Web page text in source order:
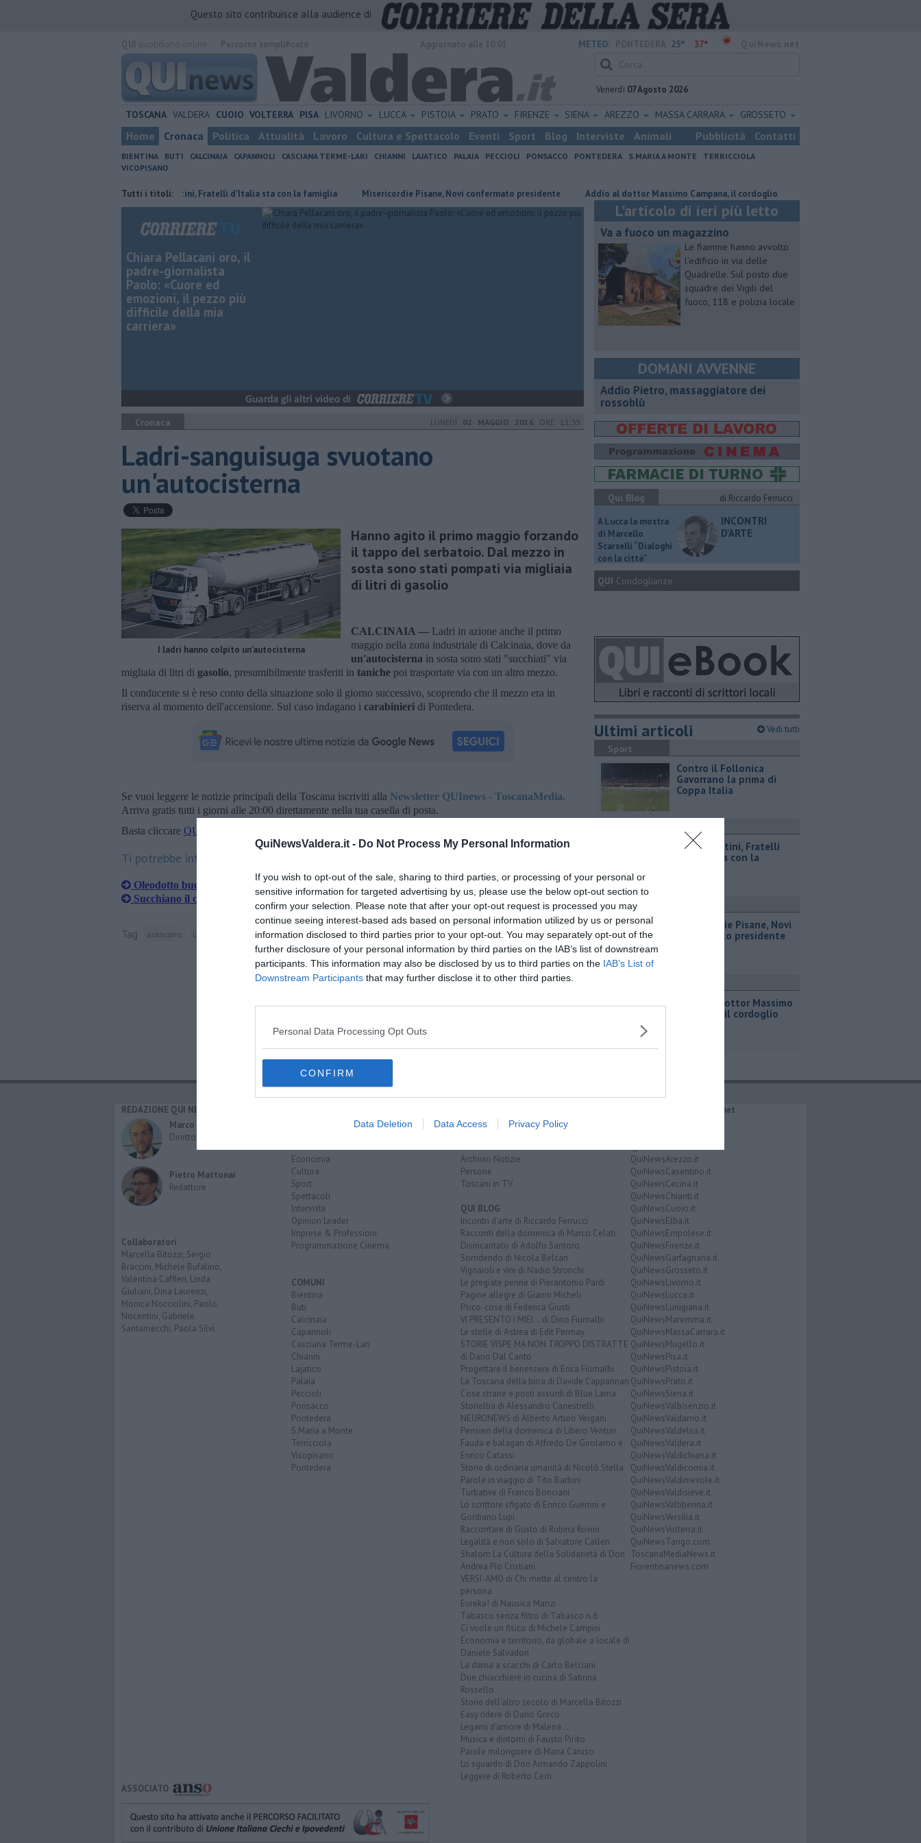
QuiNewsValdera.it - Do Not Process My Personal Information
If you wish to opt-out of the sale, sharing to third parties, or processing of your personal or
sensitive information for targeted advertising by us, please use the below opt-out section to
confirm your selection. Please note that after your opt-out request is processed you may
continue seeing interest-based ads based on personal information utilized by us or personal
information disclosed to third parties prior to your opt-out. You may separately opt-out of the
further disclosure of your personal information by third parties on the IAB’s list of downstream
participants. This information may also be disclosed by us to third parties on the IAB’s List of
Downstream Participants that may further disclose it to other third parties.
Personal Data Processing Opt Outs
CONFIRM
Data Deletion Data Access Privacy Policy
Questo sito contribuisce alla audience di
METEO: 25° 37°
Venerdì 07 Agosto 2026
TOSCANA VALDERA CUOIO VOLTERRA PISA LIVORNO LUCCA PISTOIA PRATO FIRENZE SIENA AREZZO MASSA CARRARA GROSSETO
Home Cronaca Politica Attualità Lavoro Cultura e Spettacolo Eventi Sport Blog Interviste Animali Pubblicità Contatti
BIENTINA BUTI CALCINAIA CAPANNOLI CASCIANA TERME-LARI CHIANNI LAJATICO PALAIA PECCIOLI PONSACCO PONTEDERA S.MARIA A MONTE
TERRICCIOLA
VICOPISANO
Tutti i titoli:
Casa Cerretini, Fratelli d'Italia sta con la famiglia Misericordie Pisane, Novi confermato presidente Addio al dottor Massimo Campana, il cordoglio Contro il Follonica Gavorrano la
Chiara Pellacani oro, il
padre-giornalista
Paolo: «Cuore ed
emozioni, il pezzo più
difficile della mia
carriera»
Cronaca LUNEDÌ 02 MAGGIO 2016 ORE 11:35
Ladri-sanguisuga svuotano
un'autocisterna
I ladri hanno colpito un'autocisterna
Hanno agito il primo maggio forzando
il tappo del serbatoio. Dal mezzo in
sosta sono stati pompati via migliaia
di litri di gasolio
CALCINAIA — Ladri in azione anche il primo
maggio nella zona industriale di Calcinaia, dove da
un'autocisterna in sosta sono stati "succhiati" via
migliaia di litri di gasolio, presumibilmente trasferiti in taniche poi trasportate via con un altro mezzo.
Il conducente si è reso conto della situazione solo il giorno successivo, scoprendo che il mezzo era in
riserva al momento dell'accensione. Sul caso indagano i carabinieri di Pontedera.
Se vuoi leggere le notizie principali della Toscana iscriviti alla Newsletter QUInews - ToscanaMedia.
Arriva gratis tutti i giorni alle 20:00 direttamente nella tua casella di posta.
Basta cliccare QUI
Ti potrebbe interessare anche:
Oleodotto bucato, terre inquinate
Succhiano il carburante da sette auto
Tag autocarro calcinaia gasolio carabinieri pontedera
L'articolo di ieri più letto
Va a fuoco un magazzino
Le fiamme hanno avvolto
l'edificio in via delle
Quadrelle. Sul posto due
squadre dei Vigili del
fuoco, 118 e polizia locale
DOMANI AVVENNE
Addio Pietro, massaggiatore dei
rossoblù
Qui Blog
di Riccardo Ferrucci
A Lucca la mostra
di Marcello
Scarselli “Dialoghi
con la città"
INCONTRI
D'ARTE
QUI Condoglianze
Ultimi articoli Vedi tutti
Sport
Contro il Follonica
Gavorrano la prima di
Coppa Italia
Casa Cerretini, Fratelli
d'Italia sta con la
Attualità
Misericordie Pisane, Novi
confermato presidente
Addio al dottor Massimo
Campana, il cordoglio
REDAZIONE QUI NEWS
Marco Migli
Direttore Responsabile
Pietro Mattonai
Redattore
Collaboratori
Marcella Bitozzi, Sergio
Braccini, Michele Bufalino,
Valentina Caffieri, Linda
Giuliani, Dina Laurenzi,
Monica Nocciolini, Paolo
Nocentini, Gabriele
Santarnecchi, Paola Silvi.
Economia
Cultura
Sport
Spettacoli
Interviste
Opinion Leader
Imprese & Professioni
Programmazione Cinema
COMUNI
Bientina
Buti
Calcinaia
Capannoli
Casciana Terme-Lari
Chianni
Lajatico
Palaia
Peccioli
Ponsacco
Pontedera
S.Maria a Monte
Terricciola
Vicopisano
Pontedera
Le notizie di oggi
Archivio Notizie
Persone
Toscani in TV
QUI BLOG
Incontri d'arte di Riccardo Ferrucci
Racconti della domenica di Marco Celati
Disincantato di Adolfo Santoro
Sorridendo di Nicola Belcari
Vignaioli e vini di Nadio Stronchi
Le pregiate penne di Pierantonio Pardi
Pagine allegre di Gianni Micheli
Psico-cose di Federica Giusti
VI PRESENTO I MIEI... di Dino Fiumalbi
Le stelle di Astrea di Edit Permay
STORIE VISPE MA NON TROPPO DISTRATTE
di Dario Dal Canto
Progettare il benessere di Erica Fiumalbi
La Toscana della birra di Davide Cappannari
Cose strane e posti assurdi di Blue Lama
Storielba di Alessandro Canestrelli
NEURONEWS di Alberto Arturo Vergani
Pensieri della domenica di Libero Venturi
Fauda e balagan di Alfredo De Girolamo e
Enrico Catassi
Storie di ordinaria umanità di Nicolò Stella
Parole in viaggio di Tito Barbini
Turbative di Franco Bonciani
Lo scrittore sfigato di Enrico Guerrini e
Gordiano Lupi
Raccontare di Gusto di Rubina Rovini
Legalità e non solo di Salvatore Calleri
Shalom La Cultura della Solidarietà di Don
Andrea Pio Cristiani
VERSI-AMO di Chi mette al centro la
persona
Eureka! di Nausica Manzi
Tabasco senza filtro di Tabasco n.6
Ci vuole un fisico di Michele Campisi
Economia e territorio, da globale a locale di
Daniele Salvadori
La dama a scacchi di Carlo Belciani
Due chiacchiere in cucina di Sabrina
Rossello
Storie dell'altro secolo di Marcella Bitozzi
Easy ridere di Dario Greco
Legami d'amore di Malena ...
Musica e dintorni di Fausto Pirìto
Parole milonguere di Maria Caruso
Lo sguardo di Don Armando Zappolini
Leggere di Roberto Cerri
IL NETWORK QuiNews.net
QuiNewsArezzo.it
QuiNewsCasentino.it
QuiNewsCecina.it
QuiNewsChianti.it
QuiNewsCuoio.it
QuiNewsElba.it
QuiNewsEmpolese.it
QuiNewsFirenze.it
QuiNewsGarfagnana.it
QuiNewsGrosseto.it
QuiNewsLivorno.it
QuiNewsLucca.it
QuiNewsLunigiana.it
QuiNewsMaremma.it
QuiNewsMassaCarrara.it
QuiNewsMugello.it
QuiNewsPisa.it
QuiNewsPistoia.it
QuiNewsPrato.it
QuiNewsSiena.it
QuiNewsValbisenzio.it
QuiNewsValdarno.it
QuiNewsValdelsa.it
QuiNewsValdera.it
QuiNewsValdichiana.it
QuiNewsValdicornia.it
QuiNewsValdinievole.it
QuiNewsValdisieve.it
QuiNewsValtiberina.it
QuiNewsVersilia.it
QuiNewsVolterra.it
QuiNewsTango.com
ToscanaMediaNews.it
Fiorentinanews.com
ASSOCIATO